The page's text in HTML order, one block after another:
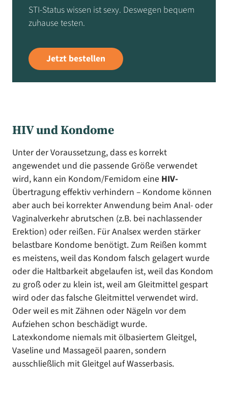
STI-Status wissen ist sexy. Deswegen bequem
zuhause testen.
Jetzt bestellen
HIV und Kondome
Unter der Voraussetzung, dass es korrekt
angewendet und die passende Größe verwendet
wird, kann ein Kondom/Femidom eine HIV-
Übertragung effektiv verhindern – Kondome können
aber auch bei korrekter Anwendung beim Anal- oder
Vaginalverkehr abrutschen (z.B. bei nachlassender
Erektion) oder reißen. Für Analsex werden stärker
belastbare Kondome benötigt. Zum Reißen kommt
es meistens, weil das Kondom falsch gelagert wurde
oder die Haltbarkeit abgelaufen ist, weil das Kondom
zu groß oder zu klein ist, weil am Gleitmittel gespart
wird oder das falsche Gleitmittel verwendet wird.
Oder weil es mit Zähnen oder Nägeln vor dem
Aufziehen schon beschädigt wurde.
Latexkondome niemals mit ölbasiertem Gleitgel,
Vaseline und Massageöl paaren, sondern
ausschließlich mit Gleitgel auf Wasserbasis.